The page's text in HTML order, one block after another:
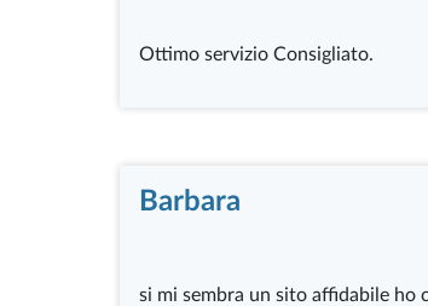
Ottimo servizio Consigliato.
Barbara
si mi sembra un sito affidabile ho